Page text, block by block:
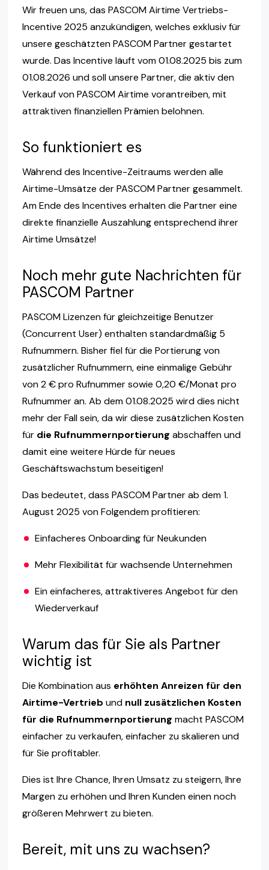
Wir freuen uns, das PASCOM Airtime Vertriebs-
Incentive 2025 anzukündigen, welches exklusiv für
unsere geschätzten PASCOM Partner gestartet
wurde. Das Incentive läuft vom 01.08.2025 bis zum
01.08.2026 und soll unsere Partner, die aktiv den
Verkauf von PASCOM Airtime vorantreiben, mit
attraktiven finanziellen Prämien belohnen.
So funktioniert es
Während des Incentive-Zeitraums werden alle
Airtime-Umsätze der PASCOM Partner gesammelt.
Am Ende des Incentives erhalten die Partner eine
direkte finanzielle Auszahlung entsprechend ihrer
Airtime Umsätze!
Noch mehr gute Nachrichten für
PASCOM Partner
PASCOM Lizenzen für gleichzeitige Benutzer
(Concurrent User) enthalten standardmäßig 5
Rufnummern. Bisher fiel für die Portierung von
zusätzlicher Rufnummern, eine einmalige Gebühr
von 2 € pro Rufnummer sowie 0,20 €/Monat pro
Rufnummer an. Ab dem 01.08.2025 wird dies nicht
mehr der Fall sein, da wir diese zusätzlichen Kosten
für die Rufnummernportierung abschaffen und
damit eine weitere Hürde für neues
Geschäftswachstum beseitigen!
Das bedeutet, dass PASCOM Partner ab dem 1.
August 2025 von Folgendem profitieren:
Einfacheres Onboarding für Neukunden
Mehr Flexibilität für wachsende Unternehmen
Ein einfacheres, attraktiveres Angebot für den
Wiederverkauf
Warum das für Sie als Partner
wichtig ist
Die Kombination aus erhöhten Anreizen für den
Airtime-Vertrieb und null zusätzlichen Kosten
für die Rufnummernportierung macht PASCOM
einfacher zu verkaufen, einfacher zu skalieren und
für Sie profitabler.
Dies ist Ihre Chance, Ihren Umsatz zu steigern, Ihre
Margen zu erhöhen und Ihren Kunden einen noch
größeren Mehrwert zu bieten.
Bereit, mit uns zu wachsen?